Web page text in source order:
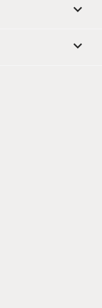

keyboard_arrow_down